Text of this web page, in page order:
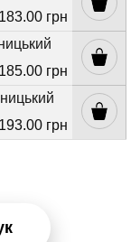
183.00 грн
185.00 грн
193.00 грн